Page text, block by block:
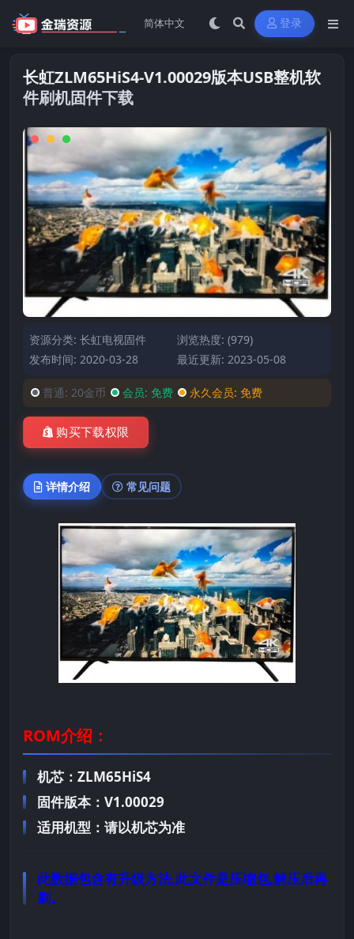
登录
长虹ZLM65HiS4-V1.00029版本USB整机软
件刷机固件下载
资源分类: 长虹电视固件
浏览热度: (979)
发布时间: 2020-03-28
最近更新: 2023-05-08
普通: 20金币 会员: 免费 永久会员: 免费
购买下载权限
详情介绍 常见问题
ROM介绍：
机芯：ZLM65HiS4
固件版本：V1.00029
适用机型：请以机芯为准
此数据包含有升级方法,此文件是压缩包,解压后再
刷。